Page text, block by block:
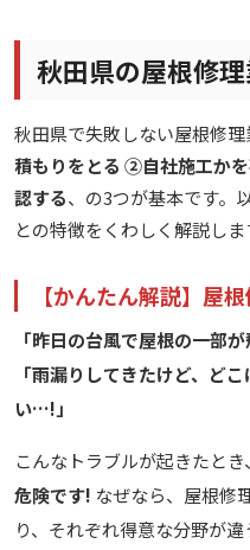
秋田県の屋根修
秋田県で失敗しない屋根修理
積もりをとる ②自社施工か
認する、の3つが基本です。
との特徴をくわしく解説しま
【かんたん解説】屋
「昨日の台風で屋根の一部
「雨漏りしてきたけど、ど
い…!」
こんなトラブルが起きたとき、
危険です! なぜなら、屋根修
り、それぞれ得意な分野が